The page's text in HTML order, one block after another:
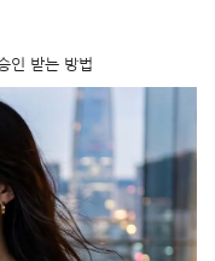
인 받는 방법